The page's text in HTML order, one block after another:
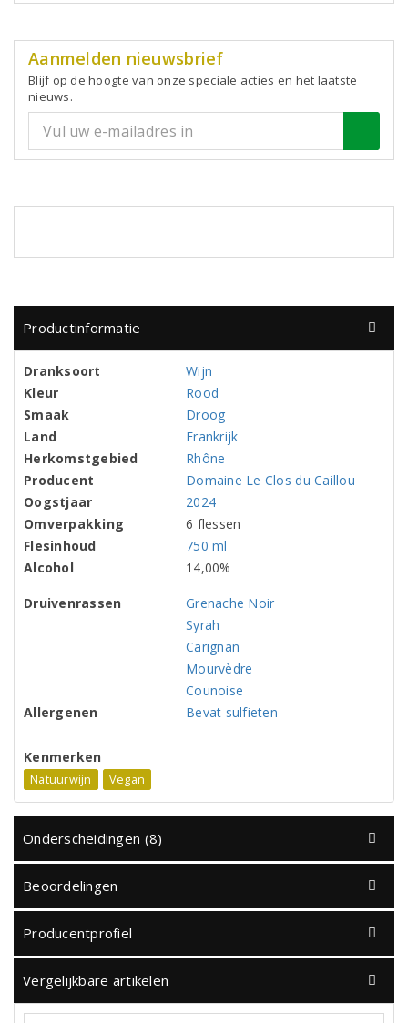
Aanmelden nieuwsbrief
Blijf op de hoogte van onze speciale acties en het laatste
nieuws.
Productinformatie
Dranksoort
Wijn
Kleur
Rood
Smaak
Droog
Land
Frankrijk
Herkomstgebied
Rhône
Producent
Domaine Le Clos du Caillou
Oogstjaar
2024
Omverpakking
6 flessen
Flesinhoud
750 ml
Alcohol
14,00%
Druivenrassen
Grenache Noir
Syrah
Carignan
Mourvèdre
Counoise
Allergenen
Bevat sulfieten
Kenmerken
Natuurwijn Vegan
Onderscheidingen (8)
Beoordelingen
Producentprofiel
Vergelijkbare artikelen